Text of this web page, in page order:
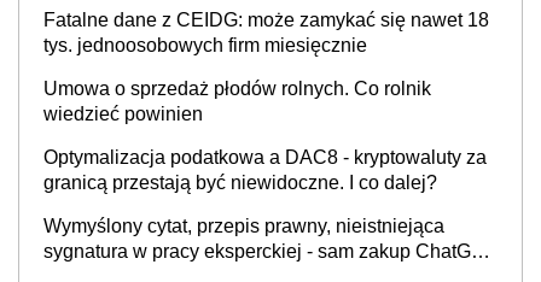
Fatalne dane z CEIDG: może zamykać się nawet 18
tys. jednoosobowych firm miesięcznie
Umowa o sprzedaż płodów rolnych. Co rolnik
wiedzieć powinien
Optymalizacja podatkowa a DAC8 - kryptowaluty za
granicą przestają być niewidoczne. I co dalej?
Wymyślony cytat, przepis prawny, nieistniejąca
sygnatura w pracy eksperckiej - sam zakup ChatGPT